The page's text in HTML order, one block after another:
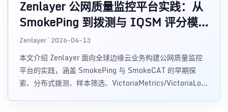
Zenlayer 公网质量监控平台实践：从
SmokePing 到拨测与 IQSM 评分模
型
Zenlayer · 2026-04-13
本文介绍 Zenlayer 面向全球边缘云业务构建公网质量监控
平台的实践，涵盖 SmokePing 与 SmokeCAT 的早期探
索、分布式拨测、样本筛选、VictoriaMetrics/VictoriaLogs